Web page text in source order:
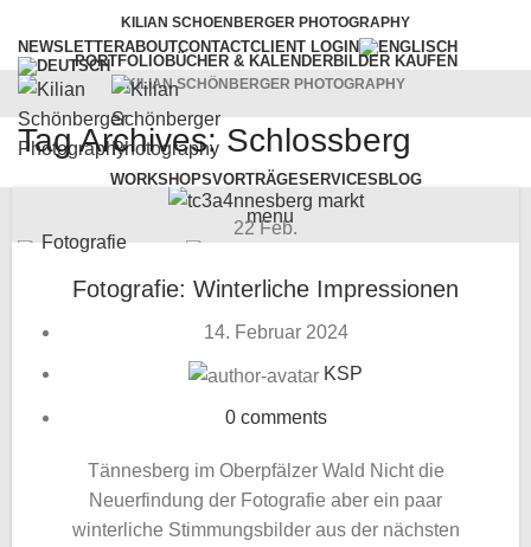
KILIAN SCHOENBERGER PHOTOGRAPHY
NEWSLETTERABOUTCONTACTCLIENT LOGIN
KILIAN SCHÖNBERGER PHOTOGRAPHY
PORTFOLIOBÜCHER & KALENDERBILDER KAUFEN
WORKSHOPSVORTRÄGESERVICES BLOG
menu
Tag Archives: Schlossberg
22Feb.
Fotografie
Fotografie: Winterliche Impressionen
14. Februar 2024
KSP
0 comments
Tännesberg im Oberpfälzer Wald Nicht die
Neuerfindung der Fotografie aber ein paar
winterliche Stimmungsbilder aus der nächsten